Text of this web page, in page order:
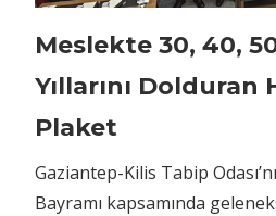
Meslekte 30, 40,
Yıllarını Dolduran
Plaket
Gaziantep-Kilis Tabip
Bayramı kapsamında